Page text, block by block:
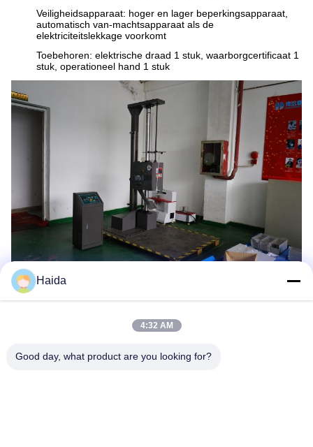
Veiligheidsapparaat: hoger en lager beperkingsapparaat,
automatisch van-machtsapparaat als de
elektriciteitslekkage voorkomt
Toebehoren: elektrische draad 1 stuk, waarborgcertificaat 1
stuk, operationeel hand 1 stuk
Tags:
Verpakkende Het Testen Instrumenten
Document En Verpakkingsmateriaal Het Testen
Haida
4:32 AM
Good day, what product are you looking for?